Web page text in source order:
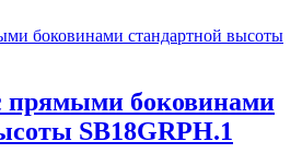
боковинами
SB18GRPH.1